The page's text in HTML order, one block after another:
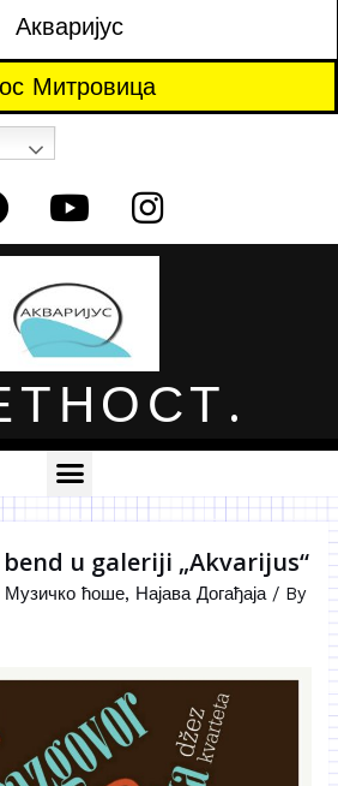
Акваријус
Митровица
u galeriji „Akvarijus“
Музичко ћоше, Најава Догађаја/ By